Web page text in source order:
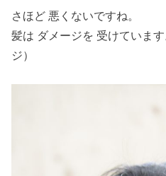
さほど 悪くないですね。
髪は ダメージを 受けていま
ジ）